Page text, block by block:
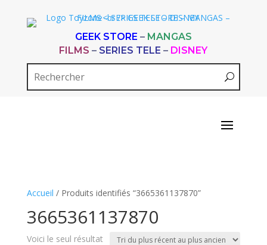
GEEK STORE – MANGAS
FILMS – SERIES TELE – DISNEY
Accueil / Produits identifiés “3665361137870”
3665361137870
Voici le seul résultat